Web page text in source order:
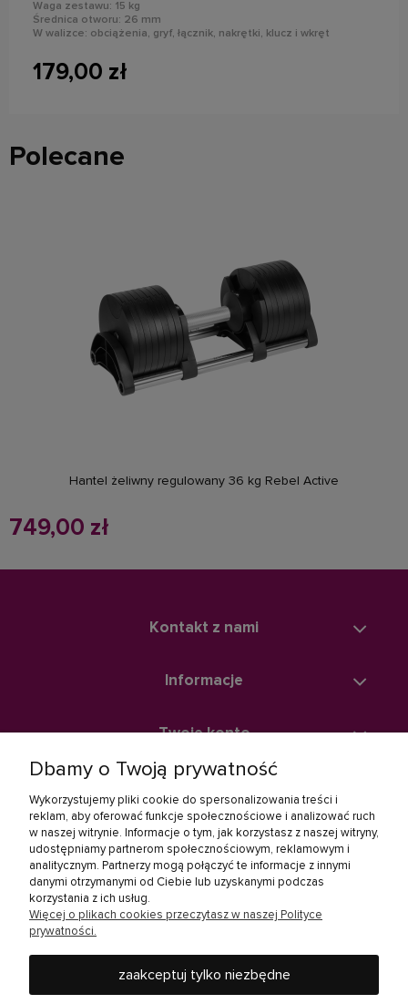
Waga zestawu: 15 kg
Średnica otworu: 26 mm
W walizce: obciążenia, gryf, łącznik, nakrętki, klucz i wkręt
179,00 zł
Polecane
Hantel żeliwny regulowany 36 kg Rebel Active
749,00 zł
do koszyka
Kontakt z nami
Informacje
Twoje konto
Linki społecznościowe
Dbamy o Twoją prywatność
Wykorzystujemy pliki cookie do spersonalizowania treści i
reklam, aby oferować funkcje społecznościowe i analizować ruch
w naszej witrynie. Informacje o tym, jak korzystasz z naszej witryny,
udostępniamy partnerom społecznościowym, reklamowym i
analitycznym. Partnerzy mogą połączyć te informacje z innymi
danymi otrzymanymi od Ciebie lub uzyskanymi podczas
korzystania z ich usług.
Więcej o plikach cookies przeczytasz w naszej Polityce
prywatności.
zaakceptuj tylko niezbędne